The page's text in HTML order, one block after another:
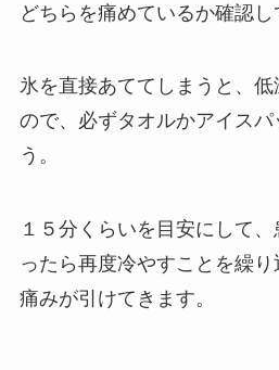
どちらを痛めているか確認し
氷を直接あててしまうと、
ので、必ずタオルかアイスパ
う。
１５分くらいを目安にして
ったら再度冷やすことを繰
痛みが引けてきます。